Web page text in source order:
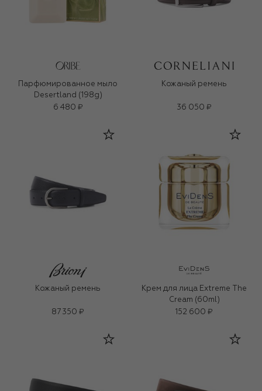
Парфюмированное мыло
Desertland (198g)
6 480 ₽
Кожаный ремень
36 050 ₽
Кожаный ремень
87 350 ₽
Крем для лица Extreme The
Cream (60ml)
152 600 ₽